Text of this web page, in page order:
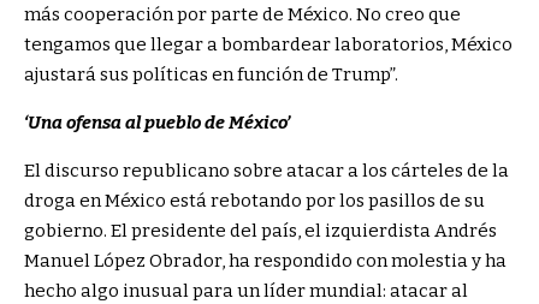
más cooperación por parte de México. No creo que
tengamos que llegar a bombardear laboratorios, México
ajustará sus políticas en función de Trump”.
‘Una ofensa al pueblo de México’
El discurso republicano sobre atacar a los cárteles de la
droga en México está rebotando por los pasillos de su
gobierno. El presidente del país, el izquierdista Andrés
Manuel López Obrador, ha respondido con molestia y ha
hecho algo inusual para un líder mundial: atacar al